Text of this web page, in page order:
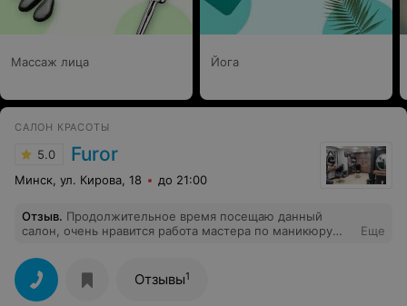
Массаж лица Йога
САЛОН КРАСОТЫ
5.0 Furor
Минск, ул. Кирова, 18 до 21:00
Отзыв. Продолжительное время посещаю данный
салон, очень нравится работа мастера по маникюру
Материалы, которыми выполнена работа,
выдерживают 3 недели. P.S. Здоровья, удачи и
процветания.
Еще
Отзывы1